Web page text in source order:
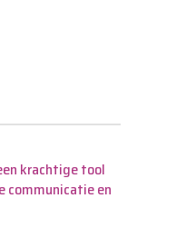
krachtige tool
communicatie en